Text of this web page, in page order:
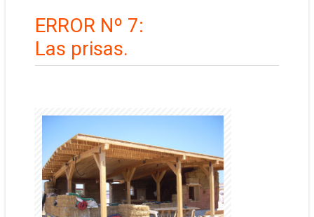
ERROR Nº 7:
​Las prisas.